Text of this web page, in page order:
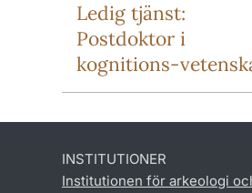
Ledig tjänst:
Postdoktor i
kognitions-
INSTITUTIONER
Institutionen för arkeologi